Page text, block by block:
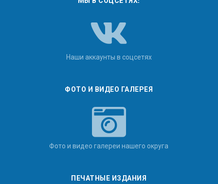
Наши аккаунты в соцсетях
ФОТО И ВИДЕО ГАЛЕРЕЯ
Фото и видео галереи нашего округа
ПЕЧАТНЫЕ ИЗДАНИЯ